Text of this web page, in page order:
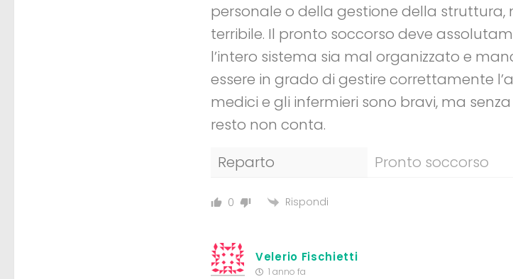
personale o della gestione della struttura,
terribile. Il pronto soccorso deve
l’intero sistema sia mal organizzato e
essere in grado di gestire correttamente
medici e gli infermieri sono bravi, ma
resto non conta.
Reparto
Pronto soccorso
0 Rispondi
Velerio Fischietti
1 anno fa